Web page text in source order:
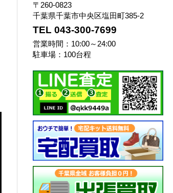
〒260-0823
千葉県千葉市中央区塩田町385-2
TEL 043-300-7699
営業時間：10:00～24:00
駐車場：100台程